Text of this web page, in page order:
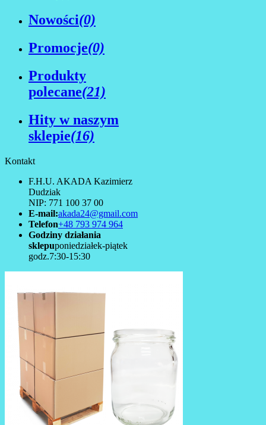
Nowości(0)
Promocje(0)
Produkty
polecane(21)
Hity w naszym
sklepie(16)
Kontakt
F.H.U. AKADA Kazimierz
Dudziak
NIP: 771 100 37 00
E-mail:akada24@gmail.com
Telefon+48 793 974 964
Godziny działania
sklepuponiedziałek-piątek
godz.7:30-15:30